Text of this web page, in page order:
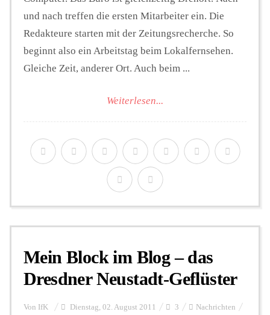
und nach treffen die ersten Mitarbeiter ein. Die
Redakteure starten mit der Zeitungsrecherche. So
beginnt also ein Arbeitstag beim Lokalfernsehen.
Gleiche Zeit, anderer Ort. Auch beim ...
Weiterlesen...
Mein Block im Blog – das
Dresdner Neustadt-Geflüster
Von IfK Dienstag, 02. August 2011 3 Nachrichten